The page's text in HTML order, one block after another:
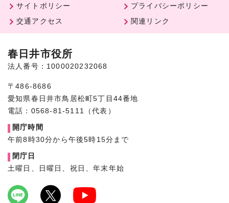
サイトポリシー
プライバシーポリシー
交通アクセス
関連リンク
春日井市役所
法人番号：1000020232068
〒486-8686
愛知県春日井市鳥居松町5丁目44番地
電話：0568-81-5111（代表）
開庁時間
午前8時30分から午後5時15分まで
閉庁日
土曜日、日曜日、祝日、年末年始